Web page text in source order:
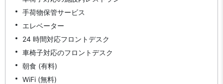
手荷物保管サービス
エレベーター
24 時間対応フロントデスク
車椅子対応のフロントデスク
朝食 (有料)
WiFi (無料)